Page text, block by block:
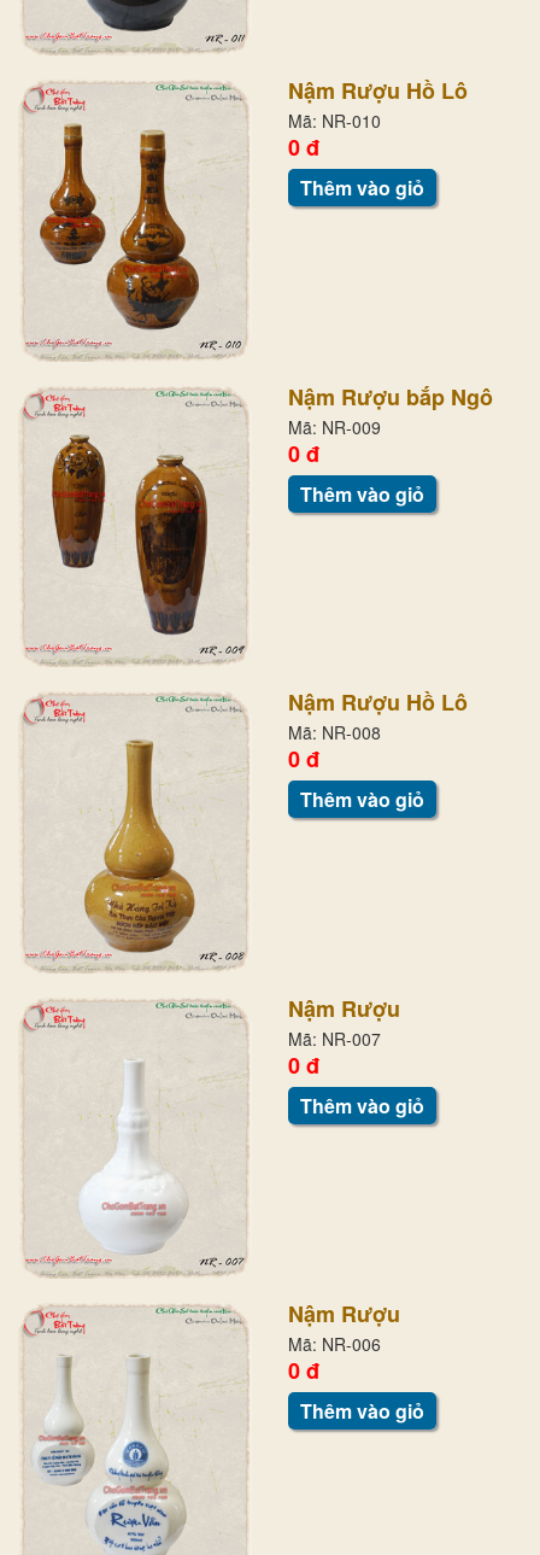
Nậm Rượu Hồ Lô
Mã: NR-010
0 đ
Thêm vào giỏ
Nậm Rượu bắp Ngô
Mã: NR-009
0 đ
Thêm vào giỏ
Nậm Rượu Hồ Lô
Mã: NR-008
0 đ
Thêm vào giỏ
Nậm Rượu
Mã: NR-007
0 đ
Thêm vào giỏ
Nậm Rượu
Mã: NR-006
0 đ
Thêm vào giỏ